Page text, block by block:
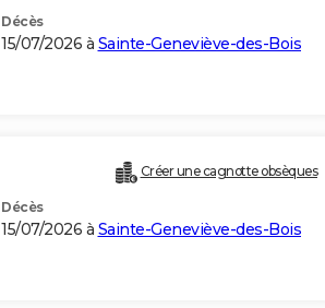
Décès
15/07/2026 à Sainte-Geneviève-des-Bois
Créer une cagnotte obsèques
Décès
15/07/2026 à Sainte-Geneviève-des-Bois